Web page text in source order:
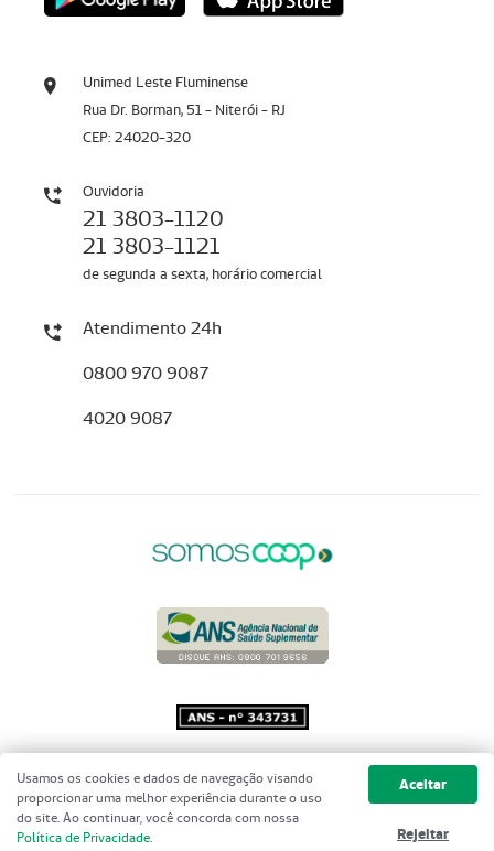
Unimed Leste Fluminense
Rua Dr. Borman, 51 - Niterói - RJ
CEP: 24020-320
Ouvidoria
21 3803-1120
21 3803-1121
de segunda a sexta, horário comercial
Atendimento 24h
0800 970 9087
4020 9087
Copyright 2001 - 2026 Unimed do
Brasil - Todos os direitos reservados
Usamos os cookies e dados de navegação visando
proporcionar uma melhor experiência durante o uso
do site. Ao continuar, você concorda com nossa
Política de Privacidade.
Aceitar
Rejeitar